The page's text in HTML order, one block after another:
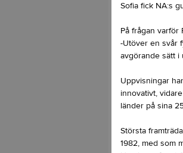
Sofia fick NA:s
På frågan varför
-Utöver en svår
avgörande sätt i
Uppvisningar
innovativt,
länder på sina
Största
1982, med som